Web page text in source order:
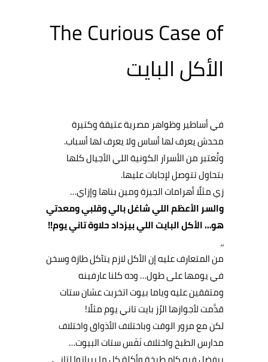
The Curious Case of
الأكل البايت
في أساطير وظواهر مصرية عتيقة وكتيرة
محدش يعرف لها أساس ولا يعرف لها أسباب.
وتُعتبر من الأسرار الكونية اللي الأجيال كلها
بتحاول تتوصل لإجابات عليها.
زي مثلًا أهرامات الجيزة ومين بناها وإزاي…
والسر الأعظم اللي شاغل بالي وقلبي ومعدتي
هو… الأكل البايت اللي بيزداد حلاوة تاني يوم!!
،،
من المتعارف عليه إن الأكل لازم يتآكل طازة وسخن
في يومها على طول… وده كلنا عارفينه
ومتفقين عليه وياما بيوت اتخربت عشان ستات
قدَّمت لأجوازها الرُز بايت تاني يوم مثلًا!
لكن مع مرور الوقت وباختلاف الأذواق واختلاف
مدارس الطبخ واختلاف نَفَس ستات البيوت…